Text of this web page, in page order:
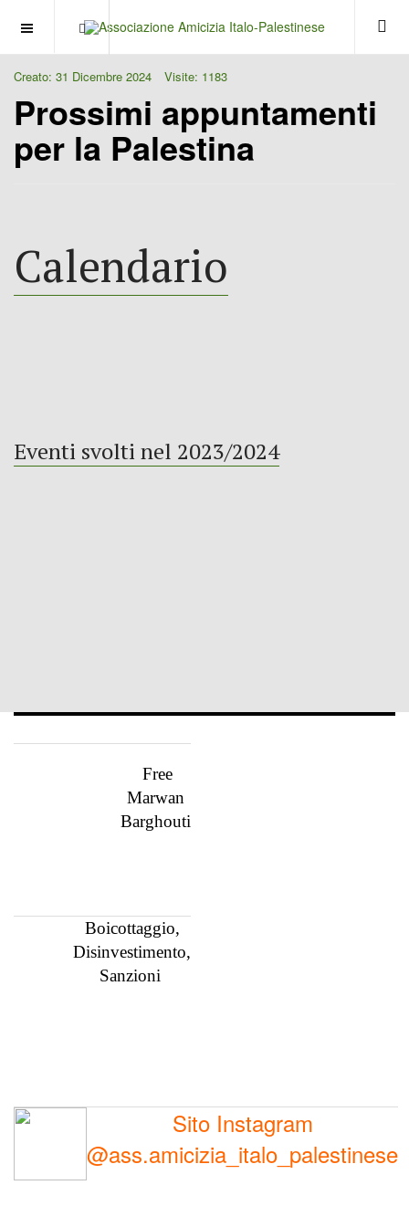
OFF CANVAS
Creato: 31 Dicembre 2024 Visite: 1183
Prossimi appuntamenti
per la Palestina
Calendario
Eventi svolti nel 2023/2024
Free
Marwan
Barghouti
Boicottaggio,
Disinvestimento,
Sanzioni
Sito Instagram
@ass.amicizia_italo_palestinese